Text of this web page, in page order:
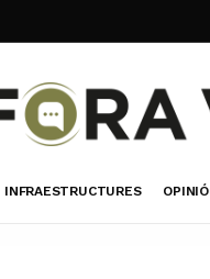
INFRAESTRUCTURES OPINIÓ